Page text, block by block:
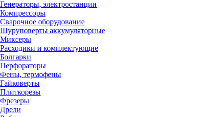
Генераторы, электростанции
Компрессоры
Сварочное оборудование
Шуруповерты аккумуляторные
Миксеры
Расходики и комплектующие
Болгарки
Перфораторы
Фены, термофены
Гайковерты
Плиткорезы
Фрезеры
Дрели